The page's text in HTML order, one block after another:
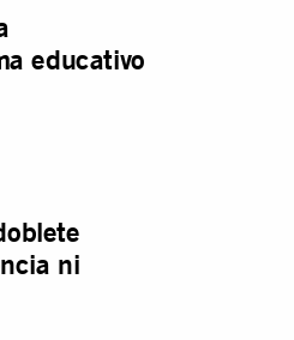
educativo
ni